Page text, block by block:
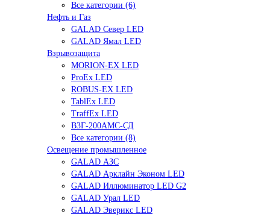
Все категории (6)
Нефть и Газ
GALAD Север LED
GALAD Ямал LED
Взрывозащита
MORION-EX LED
ProEx LED
ROBUS-EX LED
TablEx LED
TraffEx LED
В3Г-200АМС-СД
Все категории (8)
Освещение промышленное
GALAD АЗС
GALAD Арклайн Эконом LED
GALAD Иллюминатор LED G2
GALAD Урал LED
GALAD Эверикс LED